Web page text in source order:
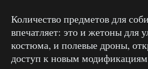
Количество предметов для
впечатляет: это и жетоны для
костюма, и полевые дроны,
доступ к новым